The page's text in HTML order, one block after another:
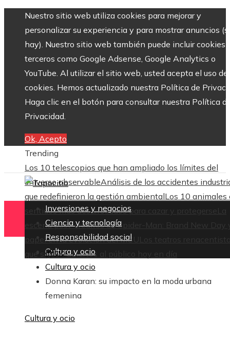
Nuestro sitio web utiliza cookies para mejorar y
personalizar su experiencia y para mostrar anuncios
hay). Nuestro sitio web también puede incluir cookies
terceros como Google Adsense, Google Analytics o
YouTube. Al utilizar el sitio web, usted acepta el uso de
cookies. Hemos actualizado nuestra Política de
Haga clic en el botón para consultar nuestra Política
Privacidad.
Ok, Acepto
Trending
Los 10 telescopios que han ampliado los límites del
universo observableAnálisis de los accidentes
que redefinieron la gestión ambientalLos 10 animales
sentidos más desarrollados para cazar y protegerse La
escena post-créditos de Spider-Man: Brand New Day
papel en la evolución del MCU
Los teatros
que siguen abiertos al público hoy en día
Inversiones y negocios
Ciencia y tecnología
Responsabilidad social
Cultura y ocio
Inicio
Cultura y ocio
Donna Karan: su impacto en la moda urbana
femenina
Cultura y ocio